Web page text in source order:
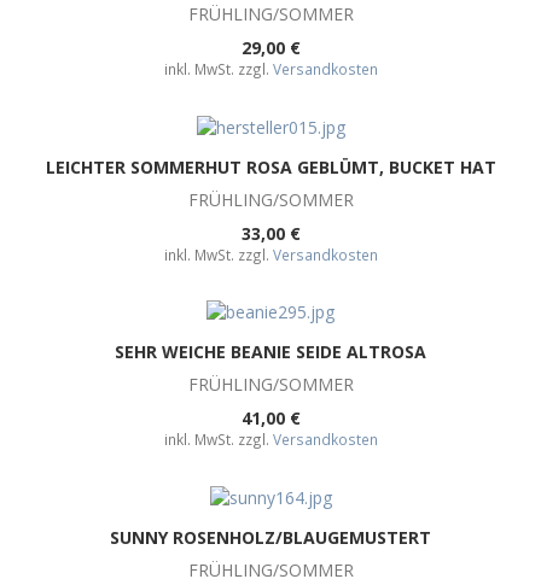
FRÜHLING/SOMMER
29,00 €
inkl. MwSt. zzgl. Versandkosten
LEICHTER SOMMERHUT ROSA GEBLÜMT, BUCKET HAT
FRÜHLING/SOMMER
33,00 €
inkl. MwSt. zzgl. Versandkosten
SEHR WEICHE BEANIE SEIDE ALTROSA
FRÜHLING/SOMMER
41,00 €
inkl. MwSt. zzgl. Versandkosten
SUNNY ROSENHOLZ/BLAUGEMUSTERT
FRÜHLING/SOMMER